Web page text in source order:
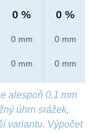
0 %
0 mm
0 mm
0 %
0 mm
0 mm
alespoň 0,1 mm
úhrn srážek,
variantu. Výpočet